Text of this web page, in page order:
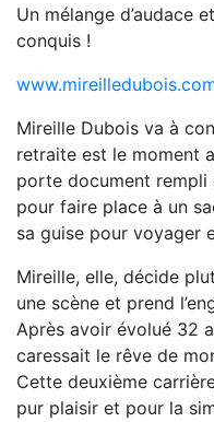
Un mélange d’audace
conquis !
Mireille Dubois va à
retraite est le moment
porte document rempli
pour faire place à un
sa guise pour voyager
Mireille, elle, décide
une scène et prend
Après avoir évolué 32
caressait le rêve de
Cette deuxième
pur plaisir et pour la